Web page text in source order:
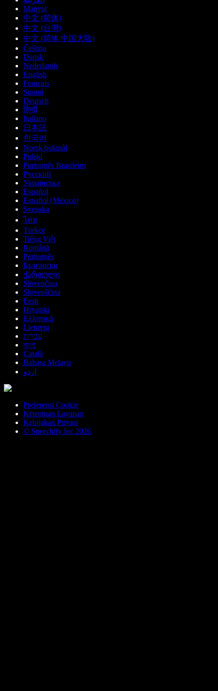
Magyar
中文 (简体)
中文 (台灣)
中文 (简体 中国大陆)
Čeština
Dansk
Nederlands
English
Français
Suomi
Deutsch
हिन्दी
Italiano
日本語
한국어
Norsk bokmål
Polski
Português Brasileiro
Русский
Українська
Español
Español (México)
Svenska
ไทย
Türkçe
Tiếng Việt
Română
Português
Български
ქართული
Slovenčina
Slovenščina
Eesti
Hrvatski
Ελληνικά
Lietuvių
עברית
বাংলা
Català
Bahasa Melayu
اردو
Preferensi Cookie
Ketentuan Layanan
Kebijakan Privasi
© Speechify Inc 2026